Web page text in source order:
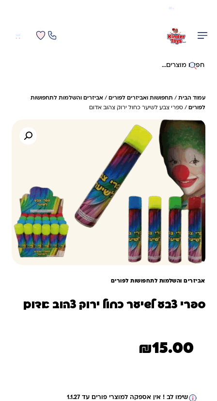
חיפוש באתר
עמוד הבית / תחפושות ואביזרים לפורים / אביזרים והשלמות לתחפושות
לפורים / ספרי צבע לשיער כחול ירוק צהוב אדום
אביזרים והשלמות לתחפושות לפורים
ספרי צבע לשיער כחול ירוק צהוב אדום
₪15.00
שימו לב ! אין אספקה למוצרי פורים עד 1.1.27